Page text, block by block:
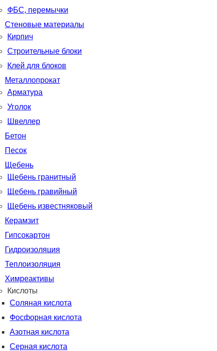
ФБС, перемычки
Стеновые материалы
Кирпич
Строительные блоки
Клей для блоков
Металлопрокат
Арматура
Уголок
Швеллер
Бетон
Песок
Щебень
Щебень гранитный
Щебень гравийный
Щебень известняковый
Керамзит
Гипсокартон
Гидроизоляция
Теплоизоляция
Химреактивы
Кислоты
Соляная кислота
Фосфорная кислота
Азотная кислота
Серная кислота